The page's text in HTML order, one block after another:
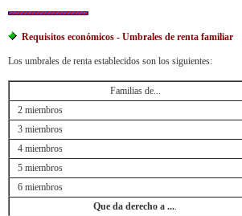
Requisitos económicos - Umbrales de renta familiar
Los umbrales de renta establecidos son los siguientes:
Familias de...
2 miembros
3 miembros
4 miembros
5 miembros
6 miembros
Que da derecho a ...